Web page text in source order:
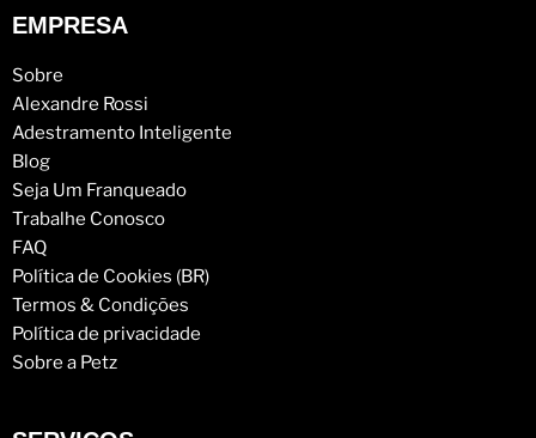
EMPRESA
Sobre
Alexandre Rossi
Adestramento Inteligente
Blog
Seja Um Franqueado
Trabalhe Conosco
FAQ
Política de Cookies (BR)
Termos & Condições
Política de privacidade
Sobre a Petz